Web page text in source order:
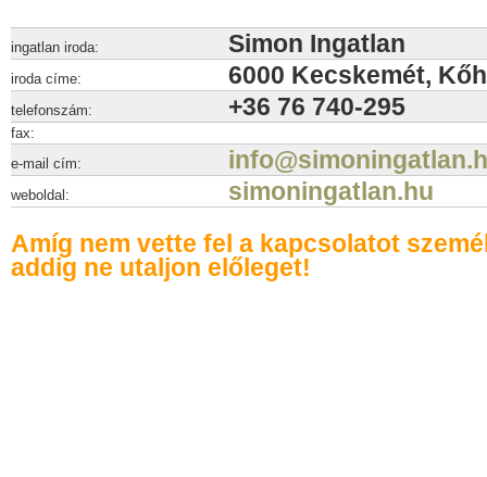
ingatlan iroda: Simon Ingatlan
iroda címe: 6000 Kecskemét,
telefonszám: +36 76 740-295
fax:
e-mail cím:
weboldal:
simoningatlan.hu
Amíg nem vette fel a kapcsolatot
addig ne utaljon előleget!